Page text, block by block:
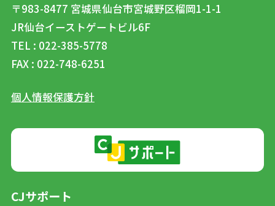
〒983-8477 宮城県仙台市宮城野区榴岡1-1-1
JR仙台イーストゲートビル6F
TEL : 022-385-5778
FAX : 022-748-6251
個人情報保護方針
CJサポート